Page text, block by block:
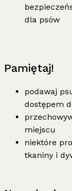
dla psów
Pamiętaj!
podawaj
dostępem
miejscu
niektóre
tkaniny i